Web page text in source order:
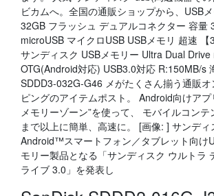
ビカムへ。全国の通販ショップから、USB
32GB フラッシュ デュアルコネクター 容量
microUSB マイクロUSB USBメモリ 超速
サンディスク USBメモリー Ultra Dual Drive
OTG(Android対応) USB3.0対応 R:150MB/s
SDDD3-032G-G46 メがたくさん揃う通販オ
ピングのアイテムポスト。 Android向けアプ
メモリーゾーン”を使って、 モバイルコン
まで以上に簡単、高速に。 [画像: ] サンディ
Android™スマートフォン／タブレット向け
モリー製品となる「サンディスク ウルトラ
ライブ 3.0」を発表し